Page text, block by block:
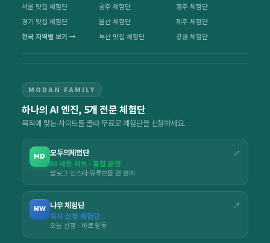
서울 맛집 체험단
경기 맛집 체험단
전국 지역별 보기 →
광주 체험단
울산 체험단
부산 맛집 체험단
청주 체험단
제주 체험단
강원 체험단
MODAN FAMILY
하나의 AI 엔진, 5개 전문 체험단
목적에 맞는 사이트를 골라 무료로 체험단을 신청하세요.
MD 모두의체험단 ↗
AI 매칭 허브 · 통합 운영
블로그·인스타·유튜브를 한 번에
NW 나우 체험단 ↗
즉시 신청 체험단
오늘 신청 · 바로 활동